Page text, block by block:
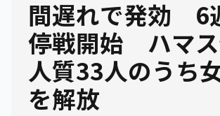
間遅れで発効 6
停戦開始 ハマス
人質33人のうち
を解放